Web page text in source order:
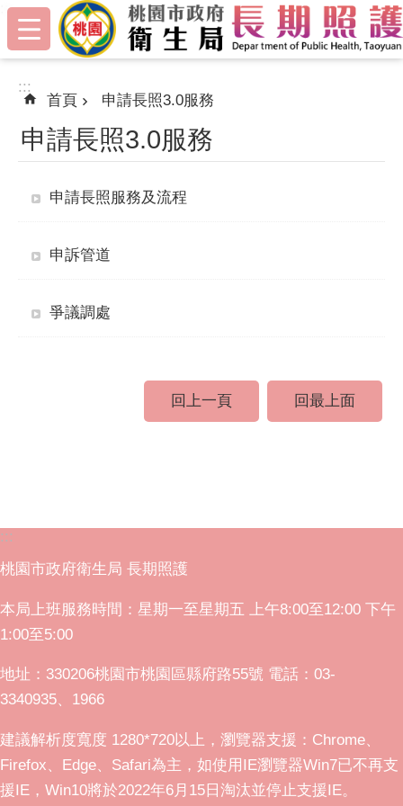
跳到主要內容區塊
:::
:::
首頁 申請長照3.0服務
申請長照3.0服務
申請長照服務及流程
申訴管道
爭議調處
回上一頁 回最上面
:::
桃園市政府衛生局 長期照護
本局上班服務時間：星期一至星期五 上午8:00至12:00 下午
1:00至5:00
地址：330206桃園市桃園區縣府路55號 電話：03-
3340935、1966
建議解析度寬度 1280*720以上，瀏覽器支援：Chrome、
Firefox、Edge、Safari為主，如使用IE瀏覽器Win7已不再支
援IE，Win10將於2022年6月15日淘汰並停止支援IE。